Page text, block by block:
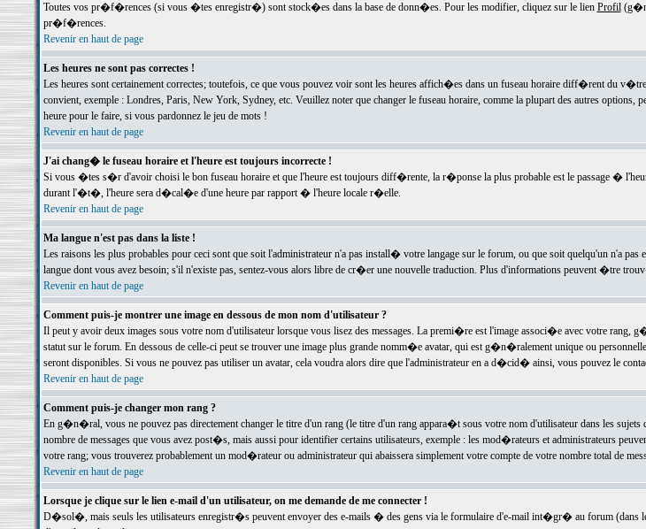
Toutes vos pr�f�rences (si vous �tes enregistr�) sont stock�es dans la base de donn�es. Pour les modifier, cliquez sur le lien Profil
pr�f�rences.
Revenir en haut de page
Les heures ne sont pas correctes !
Les heures sont certainement correctes; toutefois, ce que vous pouvez voir sont les heures affich�es dans un fuseau horaire diff�rent du
convient, exemple : Londres, Paris, New York, Sydney, etc. Veuillez noter que changer le fuseau horaire, comme la plupart des autres
heure pour le faire, si vous pardonnez le jeu de mots !
Revenir en haut de page
J'ai chang� le fuseau horaire et l'heure est toujours incorrecte !
Si vous �tes s�r d'avoir choisi le bon fuseau horaire et que l'heure est toujours diff�rente, la r�ponse la plus probable est le passage
durant l'�t�, l'heure sera d�cal�e d'une heure par rapport � l'heure locale r�elle.
Revenir en haut de page
Ma langue n'est pas dans la liste !
Les raisons les plus probables pour ceci sont que soit l'administrateur n'a pas install� votre langage sur le forum, ou que soit quelqu'un n'a
langue dont vous avez besoin; s'il n'existe pas, sentez-vous alors libre de cr�er une nouvelle traduction. Plus d'informations peuvent �tre
Revenir en haut de page
Comment puis-je montrer une image en dessous de mon nom d'utilisateur ?
Il peut y avoir deux images sous votre nom d'utilisateur lorsque vous lisez des messages. La premi�re est l'image associ�e avec votre
statut sur le forum. En dessous de celle-ci peut se trouver une image plus grande nomm�e avatar, qui est g�n�ralement unique ou
seront disponibles. Si vous ne pouvez pas utiliser un avatar, cela voudra alors dire que l'administrateur en a d�cid� ainsi, vous pouvez le
Revenir en haut de page
Comment puis-je changer mon rang ?
En g�n�ral, vous ne pouvez pas directement changer le titre d'un rang (le titre d'un rang appara�t sous votre nom d'utilisateur dans les
nombre de messages que vous avez post�s, mais aussi pour identifier certains utilisateurs, exemple : les mod�rateurs et administrateurs
votre rang; vous trouverez probablement un mod�rateur ou administrateur qui abaissera simplement votre compte de votre nombre total de
Revenir en haut de page
Lorsque je clique sur le lien e-mail d'un utilisateur, on me demande de me connecter !
D�sol�, mais seuls les utilisateurs enregistr�s peuvent envoyer des e-mails � des gens via le formulaire d'e-mail int�gr� au forum